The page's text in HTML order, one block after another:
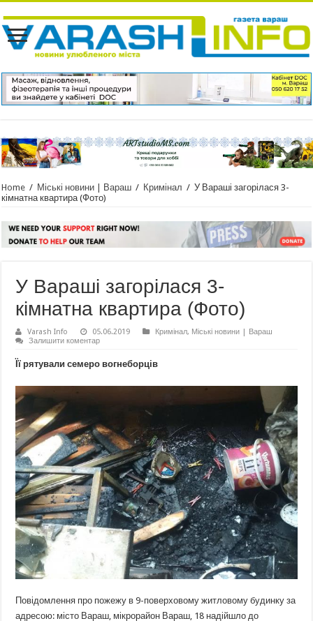
Home / Міські новини | Вараш / Кримінал / У Вараші загорілася 3-
кімнатна квартира (Фото)
У Вараші загорілася 3-
кімнатна квартира (Фото)
Varash Info 05.06.2019 Кримінал, Міські новини | Вараш
Залишити коментар
Її рятували семеро вогнеборців
Повідомлення про пожежу в 9-поверховому житловому будинку за
адресою: місто Вараш, мікрорайон Вараш, 18 надійшло до